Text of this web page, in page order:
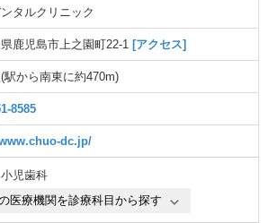
タルクリニック
鹿児島市上之園町22-1 [アクセス]
(駅から南東に約470m)
8585
dc.jp/
小児歯科
医療機関を診療科目から探す